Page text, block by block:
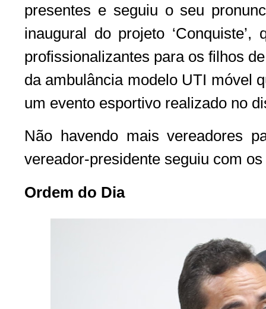
presentes e seguiu o seu
inaugural do projeto
profissionalizantes para os filhos
da ambulância modelo UTI móvel
um evento esportivo realizado no
Não havendo mais vereadores
vereador-presidente seguiu com
Ordem do Dia